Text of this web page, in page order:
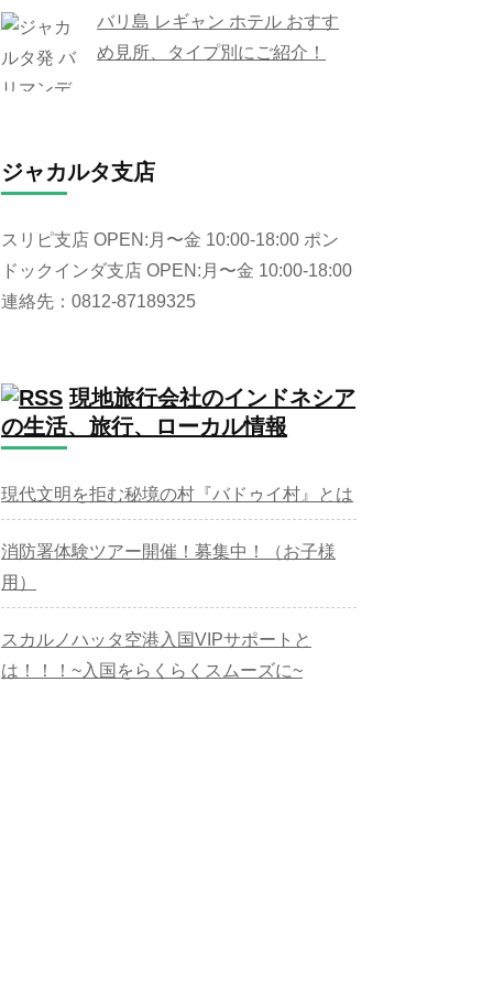
バリ島 レギャン ホテル おすす
め見所、タイプ別にご紹介！
ジャカルタ支店
スリピ支店 OPEN:月〜金 10:00-18:00 ポン
ドックインダ支店 OPEN:月〜金 10:00-18:00
連絡先：0812-87189325
現地旅行会社のインドネシア
の生活、旅行、ローカル情報
現代文明を拒む秘境の村『バドゥイ村』とは
消防署体験ツアー開催！募集中！（お子様
用）
スカルノハッタ空港入国VIPサポートと
は！！！~入国をらくらくスムーズに~